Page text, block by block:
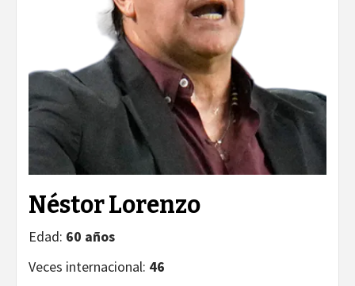
Néstor Lorenzo
Edad: 60 años
Veces internacional: 46